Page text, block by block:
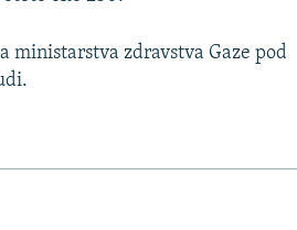
ministarstva zdravstva Gaze pod